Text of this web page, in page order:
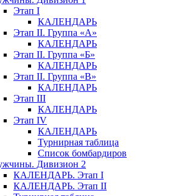
Этап I
КАЛЕНДАРЬ
Этап II. Группа «А»
КАЛЕНДАРЬ
Этап II. Группа «Б»
КАЛЕНДАРЬ
Этап II. Группа «В»
КАЛЕНДАРЬ
Этап III
КАЛЕНДАРЬ
Этап IV
КАЛЕНДАРЬ
Турнирная таблица
Список бомбардиров
Дивизион 2
КАЛЕНДАРЬ. Этап I
КАЛЕНДАРЬ. Этап II